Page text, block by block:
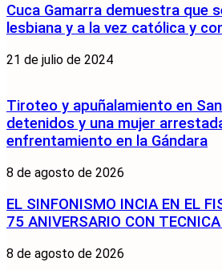
Cuca Gamarra demuestra que
lesbiana y a la vez católica y
21 de julio de 2024
Tiroteo y apuñalamiento en
detenidos y una mujer
enfrentamiento en la Gándara
8 de agosto de 2026
EL SINFONISMO INCIA EN EL
75 ANIVERSARIO CON
8 de agosto de 2026